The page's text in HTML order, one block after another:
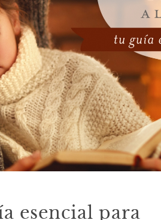
esencial para